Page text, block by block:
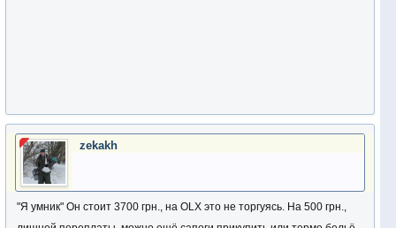
zekakh
"Я умник" Он стоит 3700 грн., на OLX это не торгуясь. На 500 грн.,